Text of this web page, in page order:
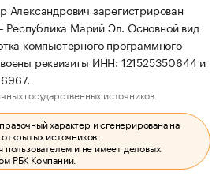
Александрович зарегистрирован
Республика Марий Эл. Основной вид
компьютерного программного
реквизиты ИНН: 121525350644 и
государственных источников.
характер и сгенерирована на
источников.
пользователем и не имеет деловых
РБК Компании.